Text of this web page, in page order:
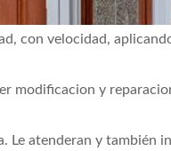
con velocidad,
modificacion y
Le atenderan y también